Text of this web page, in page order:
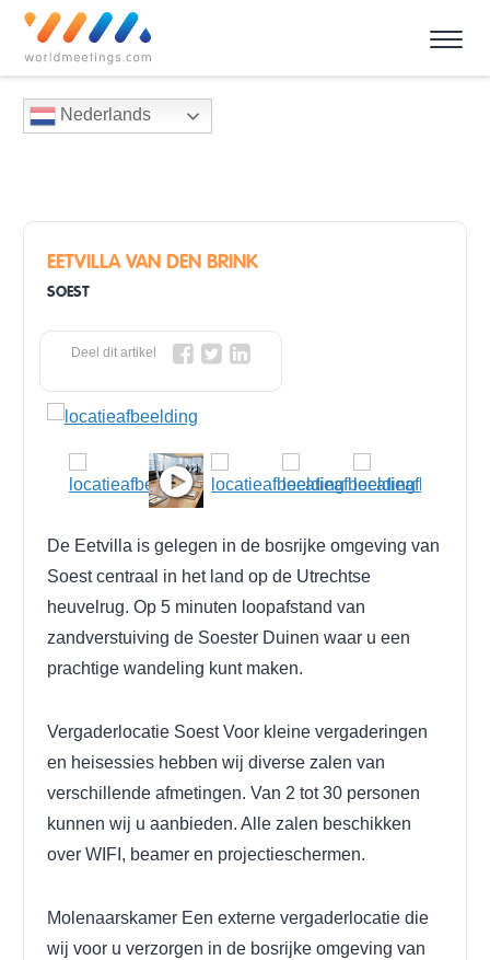
Nederlands
EETVILLA VAN DEN BRINK
SOEST
Deel dit artikel
De Eetvilla is gelegen in de bosrijke omgeving van
Soest centraal in het land op de Utrechtse
heuvelrug. Op 5 minuten loopafstand van
zandverstuiving de Soester Duinen waar u een
prachtige wandeling kunt maken.
Vergaderlocatie SoestVoor kleine vergaderingen
en heisessies hebben wij diverse zalen van
verschillende afmetingen. Van 2 tot 30 personen
kunnen wij u aanbieden. Alle zalen beschikken
over WIFI, beamer en projectieschermen.
Molenaarskamer Een externe vergaderlocatie die
wij voor u verzorgen in de bosrijke omgeving van